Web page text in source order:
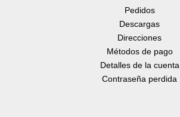
Pedidos
Descargas
Direcciones
Métodos de pago
Detalles de la cuenta
Contraseña perdida